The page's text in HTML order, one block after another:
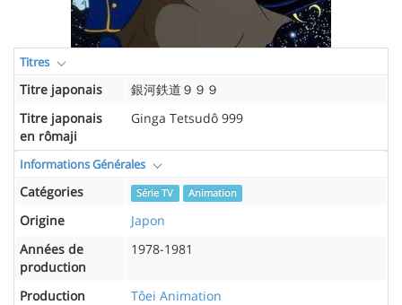
Titres
Titre japonais
銀河鉄道９９９
Titre japonais
en rômaji
Ginga Tetsudô 999
Informations Générales
Catégories Série TV Animation
Origine
Japon
Années de
production
1978-1981
Production
Tôei Animation